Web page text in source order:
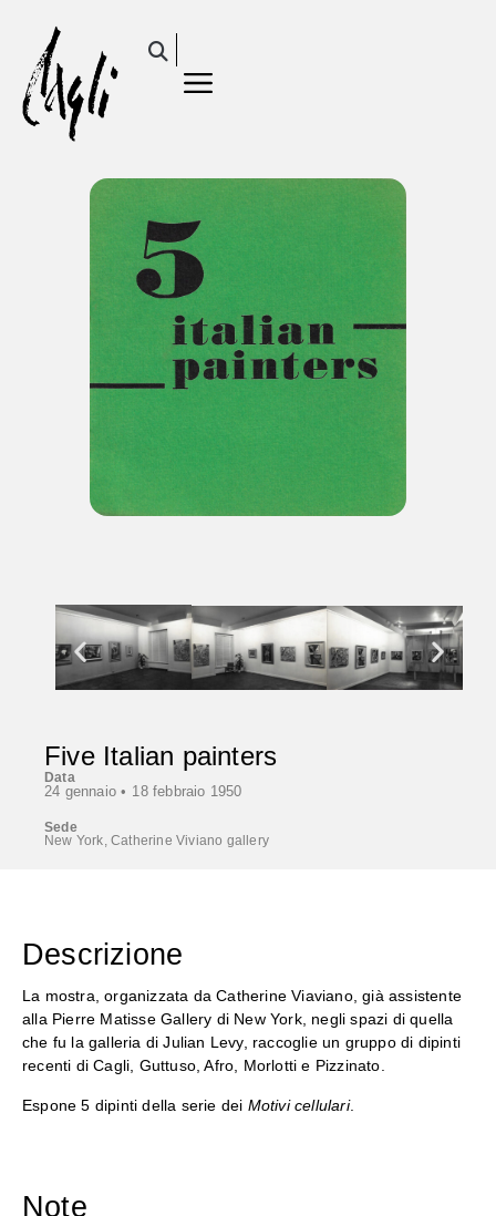
Five Italian painters
Data
24 gennaio • 18 febbraio 1950
Sede
New York, Catherine Viviano gallery
Descrizione
La mostra, organizzata da Catherine Viaviano, già assistente
alla Pierre Matisse Gallery di New York, negli spazi di quella
che fu la galleria di Julian Levy, raccoglie un gruppo di dipinti
recenti di Cagli, Guttuso, Afro, Morlotti e Pizzinato.
Espone 5 dipinti della serie dei Motivi cellulari.
Note